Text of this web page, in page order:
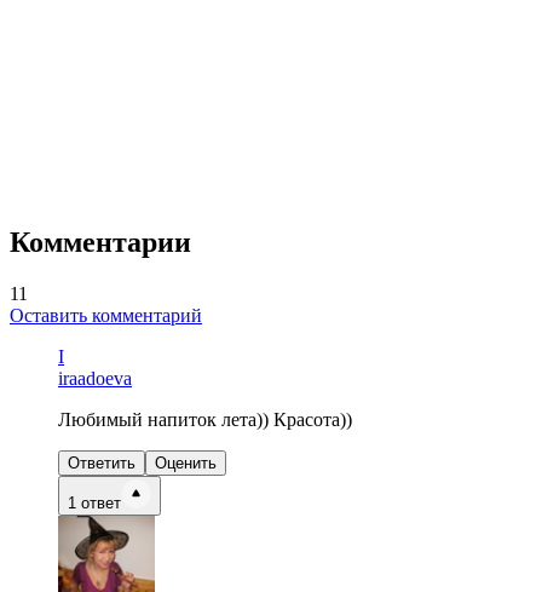
Комментарии
11
Оставить комментарий
I
iraadoeva
Любимый напиток лета)) Красота))
Ответить Оценить
1 ответ